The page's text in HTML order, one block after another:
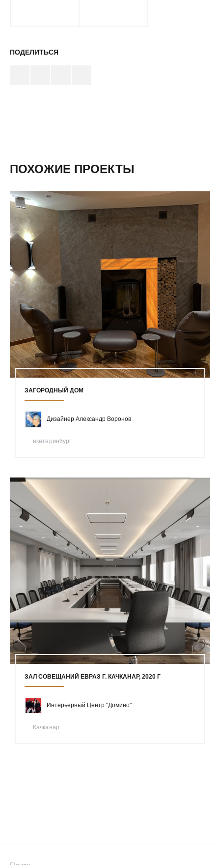
ПОДЕЛИТЬСЯ
ПОХОЖИЕ ПРОЕКТЫ
ЗАГОРОДНЫЙ ДОМ
Дизайнер Александр Воронов
екатеринбург
ЗАЛ СОВЕЩАНИЙ ЕВРАЗ Г. КАЧКАНАР, 2020 Г
Интерьерный Центр "Домино"
Качканар